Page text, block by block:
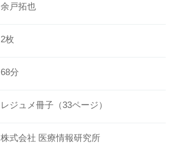
余戸拓也
2枚
68分
レジュメ冊子（33ページ）
株式会社 医療情報研究所